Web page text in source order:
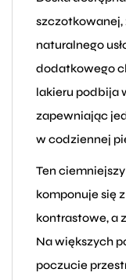
szczotkowanej,
naturalnego
dodatkowego
lakieru podbija
zapewniając
w codziennej
Ten
komponuje się
kontrastowe, a
Na większych
poczucie